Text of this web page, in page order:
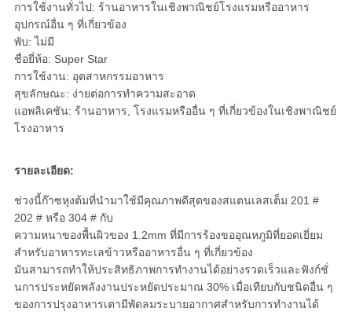
การใช้งานทั่วไป: ร้านอาหารในเชิงพาณิชย์โรงแรมหรืออาหาร
อุปกรณ์อื่น ๆ ที่เกี่ยวข้อง
พับ: ไม่มี
ชื่อยี่ห้อ: Super Star
การใช้งาน: อุตสาหกรรมอาหาร
สุขลักษณะ: ง่ายต่อการทำความสะอาด
แอพลิเคชัน: ร้านอาหาร, โรงแรมหรืออื่น ๆ ที่เกี่ยวข้องในเชิงพาณิชย์
โรงอาหาร
รายละเอียด:
ช่วงนี้ก๊าซหุงต้มที่นำมาใช้มีคุณภาพดีสุดของสแตนเลสเต็ม 201 #
202 # หรือ 304 # กับ
ความหนาของพื้นผิวของ 1.2mm ที่มีการร้องขออุณหภูมิที่ยอดเยี่ยม
สำหรับอาหารทะเลข้าวหรืออาหารอื่น ๆ ที่เกี่ยวข้อง
มันสามารถทำให้ประสิทธิภาพการทำงานได้อย่างรวดเร็วและฟังก์ชั่
นการประหยัดพลังงานประหยัดประมาณ 30% เมื่อเทียบกับชนิดอื่น ๆ
ของการปรุงอาหารเตามีพัดลมระบายอากาศสำหรับการทำงานได้